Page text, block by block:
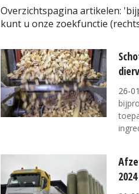
Overzichtspagina artikelen:
kunt u onze zoekfunctie
26-
2024